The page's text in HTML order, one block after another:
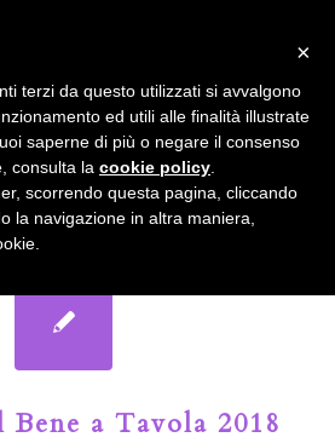
Club di Bologna
a Tavola 2018
previsto nella pagina dedicata.
abilitare/disabilitare il tracciamento di
Privacy e cookie policy
×
terzi da questo utilizzati si avvalgono
ed utili alle finalità illustrate
saperne di più o negare il consenso
consulta la cookie policy
scorrendo questa pagina, cliccando
la navigazione in altra maniera,